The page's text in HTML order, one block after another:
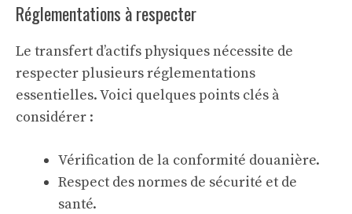
Réglementations à respecter
Le transfert d’actifs physiques nécessite de
respecter plusieurs réglementations
essentielles. Voici quelques points clés à
considérer :
Vérification de la conformité douanière.
Respect des normes de sécurité et de
santé.